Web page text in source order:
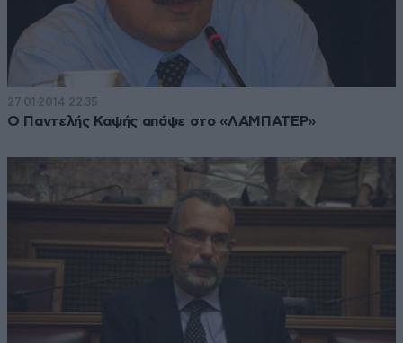
27·01·2014 22:35
Ο Παντελής Καψής απόψε στο «ΛΑΜΠΑΤΕΡ»